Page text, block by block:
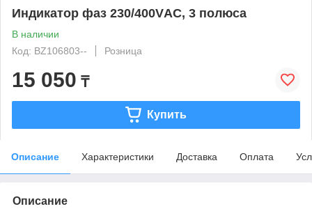
Индикатор фаз 230/400VАС, 3 полюса
В наличии
Код: BZ106803--
Розница
15 050 ₸
Купить
Описание Характеристики Доставка Оплата
Описание